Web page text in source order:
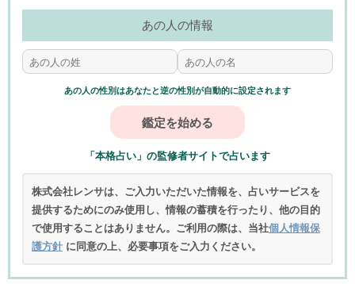
あの人の情報
あの人の性別はあなたと逆の性別が自動的に設定されます
「本格占い」の監修者サイトで占います
株式会社レンサは、ご入力いただいた情報を、占いサービスを
提供するためにのみ使用し、情報の蓄積を行ったり、他の目的
で使用することはありません。ご利用の際は、当社個人情報保
護方針 に同意の上、必要事項をご入力ください。